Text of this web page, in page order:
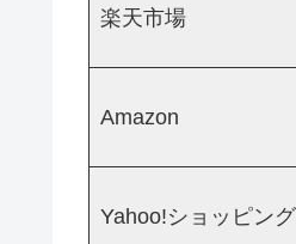
楽天市場
Amazon
Yahoo!ショッピング